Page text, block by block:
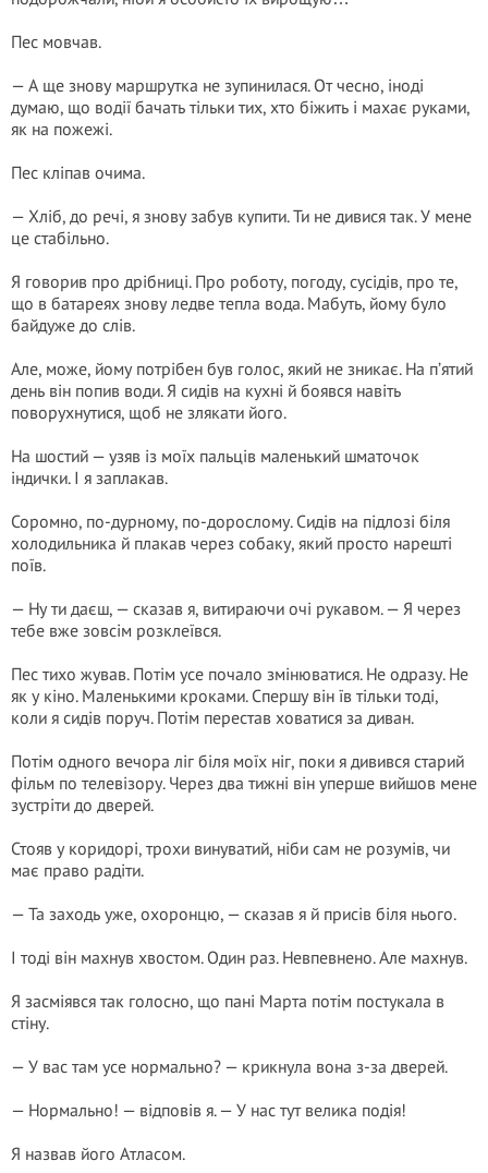
Пес мовчав.
— А ще знову маршрутка не зупинилася. От чесно, іноді
думаю, що водії бачать тільки тих, хто біжить і махає руками,
як на пожежі.
Пес кліпав очима.
— Хліб, до речі, я знову забув купити. Ти не дивися так. У мене
це стабільно.
Я говорив про дрібниці. Про роботу, погоду, сусідів, про те,
що в батареях знову ледве тепла вода. Мабуть, йому було
байдуже до слів.
Але, може, йому потрібен був голос, який не зникає. На п’ятий
день він попив води. Я сидів на кухні й боявся навіть
поворухнутися, щоб не злякати його.
На шостий — узяв із моїх пальців маленький шматочок
індички. І я заплакав.
Соромно, по-дурному, по-дорослому. Сидів на підлозі біля
холодильника й плакав через собаку, який просто нарешті
поїв.
— Ну ти даєш, — сказав я, витираючи очі рукавом. — Я через
тебе вже зовсім розклеївся.
Пес тихо жував. Потім усе почало змінюватися. Не одразу. Не
як у кіно. Маленькими кроками. Спершу він їв тільки тоді,
коли я сидів поруч. Потім перестав ховатися за диван.
Потім одного вечора ліг біля моїх ніг, поки я дивився старий
фільм по телевізору. Через два тижні він уперше вийшов мене
зустріти до дверей.
Стояв у коридорі, трохи винуватий, ніби сам не розумів, чи
має право радіти.
— Та заходь уже, охоронцю, — сказав я й присів біля нього.
І тоді він махнув хвостом. Один раз. Невпевнено. Але махнув.
Я засміявся так голосно, що пані Марта потім постукала в
стіну.
— У вас там усе нормально? — крикнула вона з-за дверей.
— Нормально! — відповів я. — У нас тут велика подія!
Я назвав його Атласом.